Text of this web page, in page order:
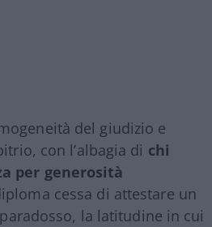
del giudizio e
con l’albagia di chi
per generosità
cessa di attestare un
la latitudine in cui